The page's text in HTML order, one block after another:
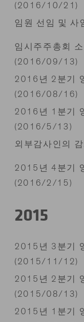
(2016/10/21)
임원 선임 및
임시주주총회
(2016/09/13)
2016년 2분기
(2016/08/16)
2016년 1분기
(2016/5/13)
외부감사인의
2015년 4분기
(2016/2/15)
2015
2015년 3분기
(2015/11/12)
2015년 2분기
(2015/08/13)
2015년 1분기